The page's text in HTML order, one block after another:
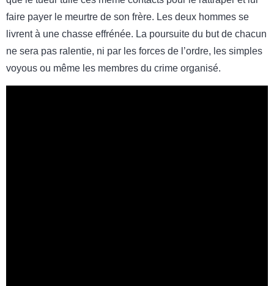
faire payer le meurtre de son frère. Les deux hommes se
livrent à une chasse effrénée. La poursuite du but de chacun
ne sera pas ralentie, ni par les forces de l’ordre, les simples
voyous ou même les membres du crime organisé.